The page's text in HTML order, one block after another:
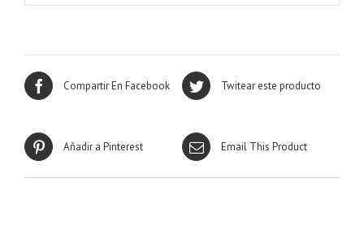
Compartir En Facebook Twitear este producto
Añadir a Pinterest Email This Product